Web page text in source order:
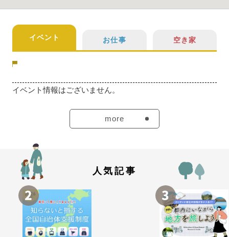
イベント お仕事 空き家
イベント情報はございません。
more
人気記事